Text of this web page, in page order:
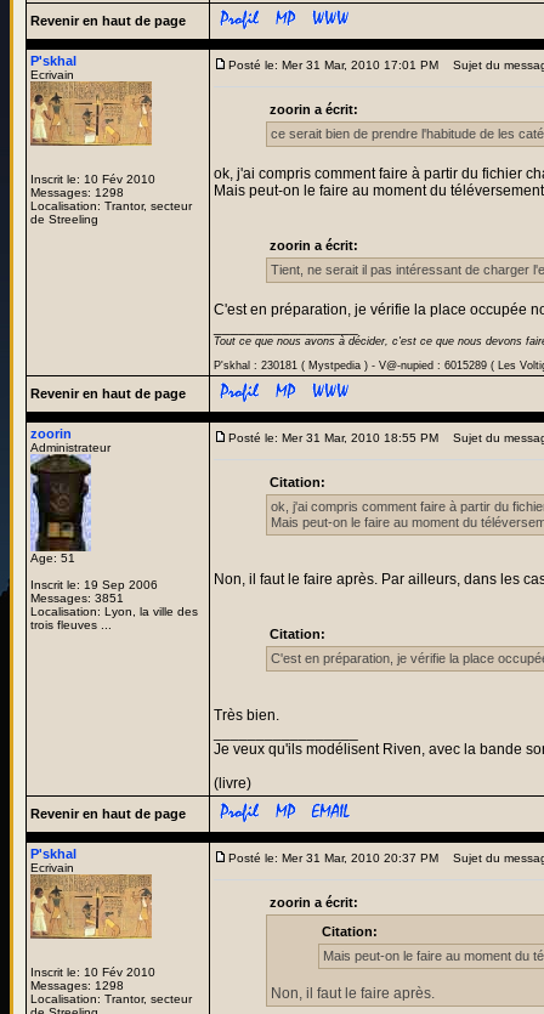
Revenir en haut de page
P'skhal
Ecrivain
Inscrit le: 10 Fév 2010
Messages: 1298
Localisation: Trantor, secteur
de Streeling
Posté le: Mer 31 Mar, 2010 17:01 PM Sujet du
zoorin a écrit:
ce serait bien de prendre l'habitude de les
ok, j'ai compris comment faire à partir du fichier
Mais peut-on le faire au moment du
zoorin a écrit:
Tient, ne serait il pas intéressant de charger
C'est en préparation, je vérifie la place occupée
Tout ce que nous avons à décider, c'est ce que nous devons
P'skhal : 230181 ( Mystpedia ) - V@-nupied : 6015289 ( Les
Revenir en haut de page
zoorin
Administrateur
Age: 51
Inscrit le: 19 Sep 2006
Messages: 3851
Localisation: Lyon, la ville des
trois fleuves ...
Posté le: Mer 31 Mar, 2010 18:55 PM Sujet du
Citation:
ok, j'ai compris comment faire à partir du
Mais peut-on le faire au moment du
Non, il faut le faire après. Par ailleurs, dans les
Citation:
C'est en préparation, je vérifie la place
Très bien.
Je veux qu'ils modélisent Riven, avec la bande
(livre)
Revenir en haut de page
P'skhal
Ecrivain
Inscrit le: 10 Fév 2010
Messages: 1298
Localisation: Trantor, secteur
Posté le: Mer 31 Mar, 2010 20:37 PM Sujet du
zoorin a écrit:
Citation:
Mais peut-on le faire au moment du
Non, il faut le faire après.